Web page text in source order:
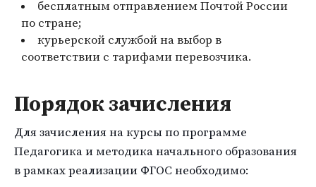
бесплатным отправлением Почтой России
по стране;
курьерской службой на выбор в
соответствии с тарифами перевозчика.
Порядок зачисления
Для зачисления на курсы по программе
Педагогика и методика начального образования
в рамках реализации ФГОС необходимо: